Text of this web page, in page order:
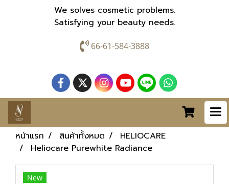
We solves cosmetic problems.
Satisfying your beauty needs.
66-61-584-3888
หน้าแรก สินค้าทั้งหมด
HELIOCARE
Heliocare Purewhite Radiance
New